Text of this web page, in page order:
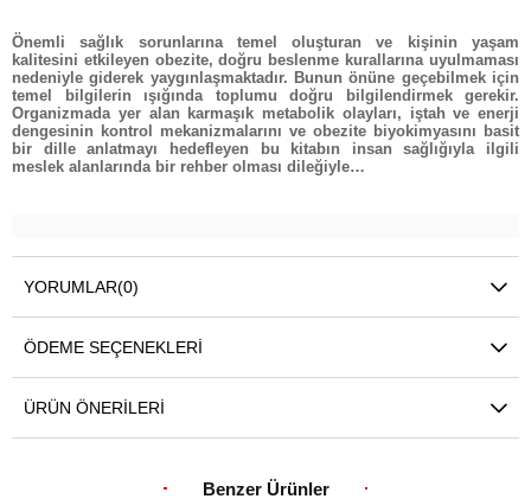
Önemli sağlık sorunlarına temel oluşturan ve kişinin yaşam
kalitesini etkileyen obezite, doğru beslenme kurallarına uyulmaması
nedeniyle giderek yaygınlaşmaktadır. Bunun önüne geçebilmek için
temel bilgilerin ışığında toplumu doğru bilgilendirmek gerekir.
Organizmada yer alan karmaşık metabolik olayları, iştah ve enerji
dengesinin kontrol mekanizmalarını ve obezite biyokimyasını basit
bir dille anlatmayı hedefleyen bu kitabın insan sağlığıyla ilgili
meslek alanlarında bir rehber olması dileğiyle…
YORUMLAR(0)
ÖDEME SEÇENEKLERI
ÜRÜN ÖNERILERI
Benzer Ürünler